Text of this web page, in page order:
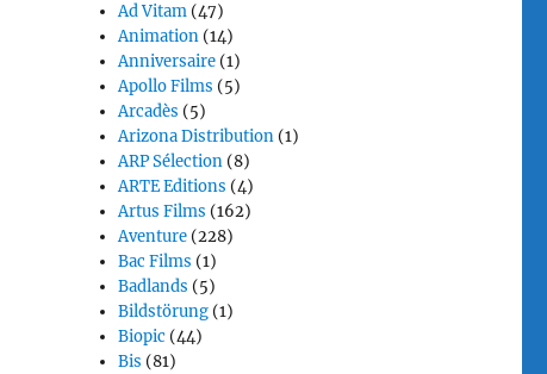
Ad Vitam (47)
Animation (14)
Anniversaire (1)
Apollo Films (5)
Arcadès (5)
Arizona Distribution (1)
ARP Sélection (8)
ARTE Editions (4)
Artus Films (162)
Aventure (228)
Bac Films (1)
Badlands (5)
Bildstörung (1)
Biopic (44)
Bis (81)